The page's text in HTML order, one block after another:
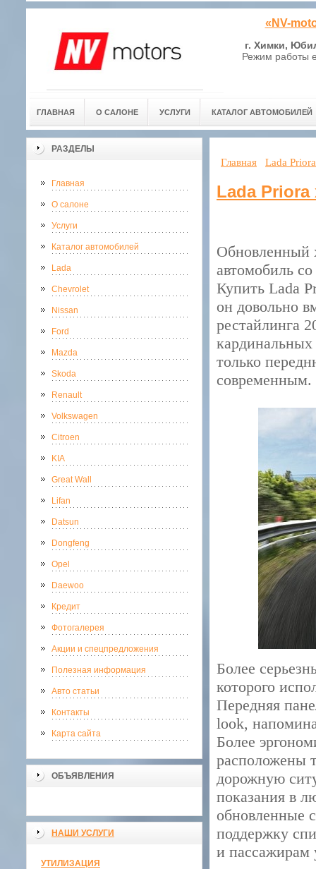
«NV-
г. Химки,
Режим работы
ГЛАВНАЯ О САЛОНЕ УСЛУГИ КАТАЛОГ АВТОМОБИЛЕЙ
РАЗДЕЛЫ
Главная
О салоне
Услуги
Каталог автомобилей
Lada
Chevrolet
Nissan
Ford
Mazda
Skoda
Renault
Volkswagen
Citroen
KIA
Great Wall
Lifan
Datsun
Dongfeng
Opel
Daewoo
Кредит
Фотогалерея
Акции и спецпредложения
Полезная информация
Авто статьи
Контакты
Карта сайта
ОБЪЯВЛЕНИЯ
НАШИ УСЛУГИ
УТИЛИЗАЦИЯ
Главная Lada
Lada Priora
Обновленный
автомобиль
Купить Lada
он довольно
рестайлинга
только
современным.
Более
которого
Передняя
look,
Более
расположены
дорожную
показания в
обновленные
поддержку
и пассажирам